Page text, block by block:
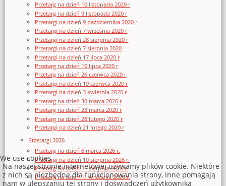
Przetarg na dzień 10 listopada 2020 r
Przetarg na dzień 9 listopada 2020 r
Przetargi na dzień 9 października 2020 r
Przetargi na dzień 7 września 2020 r
Przetargi na dzień 28 sierpnia 2020 r
Przetargi na dzień 7 sierpnia 2020
Przetargi na dzień 17 lipca 2020 r
Przetarg na dzień 10 lipca 2020 r
Przetarg na dzień 26 czerwca 2020 r
Przetargi na dzień 19 czerwca 2020 r
Przetargi na dzień 3 kwietnia 2020 r
Przetarg na dzień 30 marca 2020 r
Przetarg na dzień 23 marca 2020 r
Przetarg na dzień 28 lutego 2020 r
Przetargi na dzień 21 lutego 2020 r
Przetargi 2026
Przetarg na dzień 6 marca 2026 r.
Przetargi na dzień 10 sierpnia 2026 r.
Przetarg na dzień 11 sierpnia 2026 r.
Przetarg na dzień 11 września 2026 r.
We use cookies
Na naszej stronie internetowej używamy plików cookie. Niektóre
z nich są niezbędne dla funkcjonowania strony, inne pomagają
nam w ulepszaniu tej strony i doświadczeń użytkownika